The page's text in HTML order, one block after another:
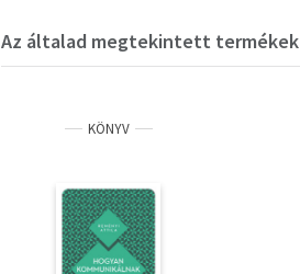
Az általad megtekintett termékek
KÖNYV